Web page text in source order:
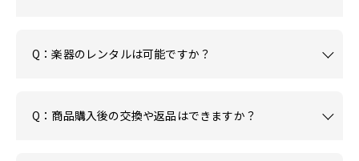
Q：楽器のレンタルは可能ですか？
Q：商品購入後の交換や返品はできますか？